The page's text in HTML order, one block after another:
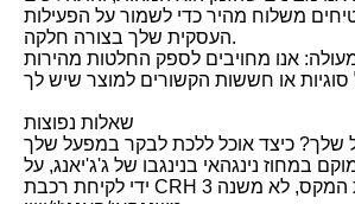
משלוח מהיר כדי לשמור על הפעילות
העסקית שלך בצורה חלקה.
אנו מחויבים לספק החלטות מהירות
שאלות נפוצות
במחוז נינגהאי בנינגבו של ג'ג'יאנג, על
ידי לקיחת רכבת CRH 3 שעות המקס, לא משנה